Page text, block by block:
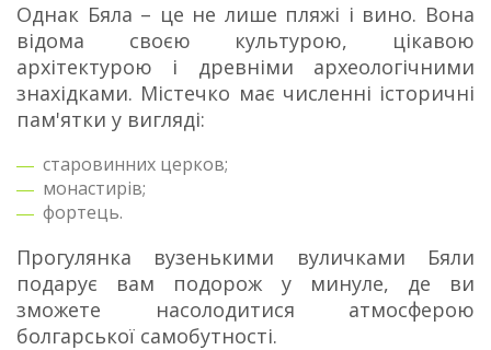
Однак Бяла – це не лише пляжі і вино. Вона
відома своєю культурою, цікавою
архітектурою і древніми археологічними
знахідками. Містечко має численні історичні
пам'ятки у вигляді:
старовинних церков;
монастирів;
фортець.
Прогулянка вузенькими вуличками Бяли
подарує вам подорож у минуле, де ви
зможете насолодитися атмосферою
болгарської самобутності.